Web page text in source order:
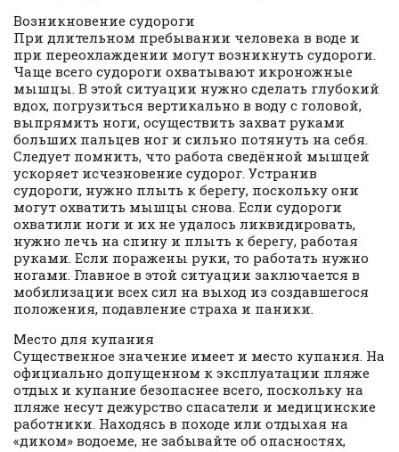
Возникновение судороги
При длительном пребывании человека в воде и
при переохлаждении могут возникнуть судороги.
Чаще всего судороги охватывают икроножные
мышцы. В этой ситуации нужно сделать глубокий
вдох, погрузиться вертикально в воду с головой,
выпрямить ноги, осуществить захват руками
больших пальцев ног и сильно потянуть на себя.
Следует помнить, что работа сведённой мышцей
ускоряет исчезновение судорог. Устранив
судороги, нужно плыть к берегу, поскольку они
могут охватить мышцы снова. Если судороги
охватили ноги и их не удалось ликвидировать,
нужно лечь на спину и плыть к берегу, работая
руками. Если поражены руки, то работать нужно
ногами. Главное в этой ситуации заключается в
мобилизации всех сил на выход из создавшегося
положения, подавление страха и паники.
Место для купания
Существенное значение имеет и место купания. На
официально допущенном к эксплуатации пляже
отдых и купание безопаснее всего, поскольку на
пляже несут дежурство спасатели и медицинские
работники. Находясь в походе или отдыхая на
«диком» водоеме, не забывайте об опасностях,